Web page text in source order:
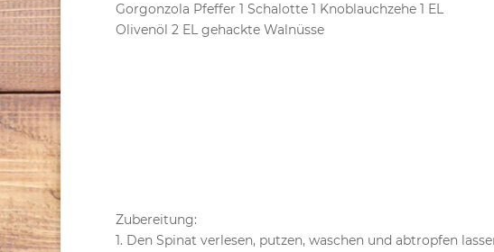
Gorgonzola Pfeffer 1 Schalotte 1 Knoblauchzehe 1 EL
Olivenöl 2 EL gehackte Walnüsse
Zubereitung:
1. Den Spinat verlesen, putzen, waschen und abtropfen